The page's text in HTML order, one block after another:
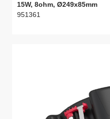
15W, 8ohm, Ø249x85mm
951361